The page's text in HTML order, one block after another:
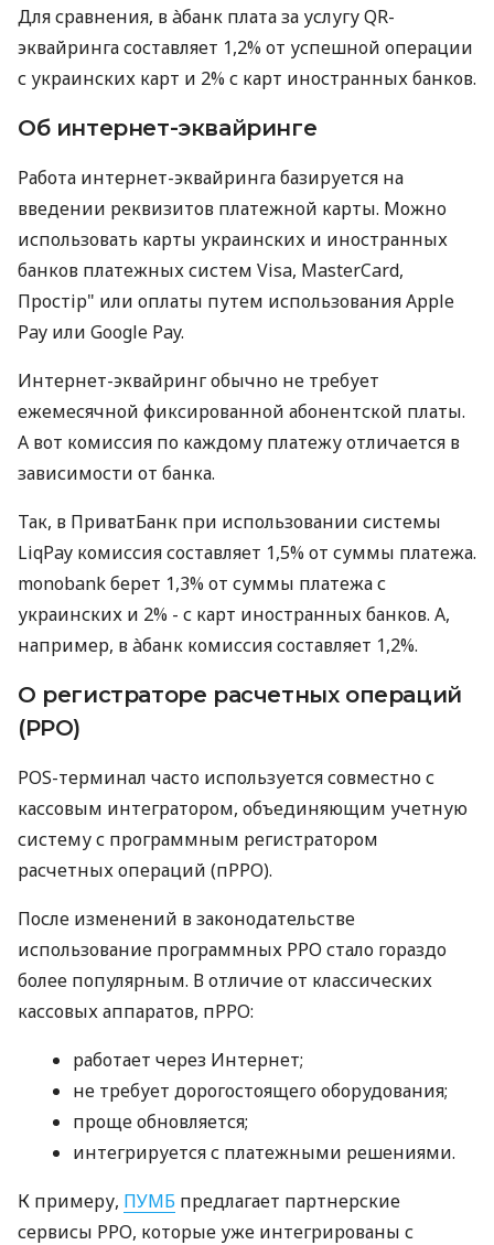
Для сравнения, в àбанк плата за услугу QR-
эквайринга составляет 1,2% от успешной операции
с украинских карт и 2% с карт иностранных банков.
Об интернет-эквайринге
Работа интернет-эквайринга базируется на
введении реквизитов платежной карты. Можно
использовать карты украинских и иностранных
банков платежных систем Visa, MasterCard,
Простір" или оплаты путем использования Apple
Pay или Google Pay.
Интернет-эквайринг обычно не требует
ежемесячной фиксированной абонентской платы.
А вот комиссия по каждому платежу отличается в
зависимости от банка.
Так, в ПриватБанк при использовании системы
LiqPay комиссия составляет 1,5% от суммы платежа.
monobank берет 1,3% от суммы платежа с
украинских и 2% - с карт иностранных банков. А,
например, в àбанк комиссия составляет 1,2%.
О регистраторе расчетных операций
(РРО)
POS-терминал часто используется совместно с
кассовым интегратором, объединяющим учетную
систему с программным регистратором
расчетных операций (пРРО).
После изменений в законодательстве
использование программных РРО стало гораздо
более популярным. В отличие от классических
кассовых аппаратов, пРРО:
работает через Интернет;
не требует дорогостоящего оборудования;
проще обновляется;
интегрируется с платежными решениями.
К примеру, ПУМБ предлагает партнерские
сервисы РРО, которые уже интегрированы с